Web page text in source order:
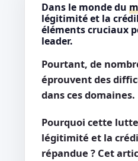
Dans le monde du
légitimité et la
éléments cruciaux
leader.
Pourtant, de
éprouvent des
dans ces domaines.
Pourquoi cette
légitimité et la
répandue ? Cet